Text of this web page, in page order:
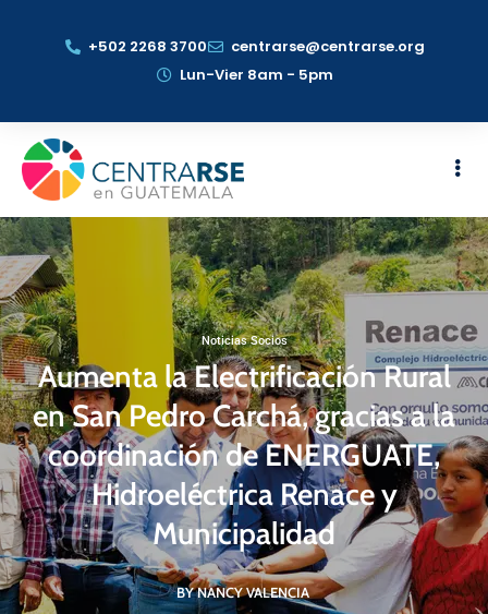
+502 2268 3700
centrarse@centrarse.org
Lun-Vier 8am - 5pm
Noticias Socios
Aumenta la Electrificación Rural
en San Pedro Carchá, gracias a la
coordinación de ENERGUATE,
Hidroeléctrica Renace y
Municipalidad
BY NANCY VALENCIA